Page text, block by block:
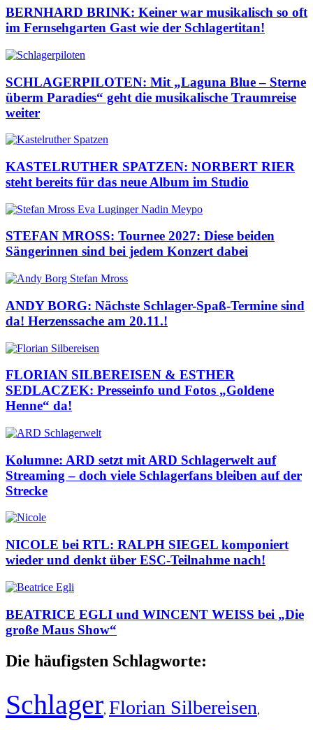
BERNHARD BRINK: Keiner war musikalisch so oft
im Fernsehgarten Gast wie der Schlagertitan!
SCHLAGERPILOTEN: Mit „Laguna Blue – Sterne
überm Paradies“ geht die musikalische Traumreise
weiter
KASTELRUTHER SPATZEN: NORBERT RIER
steht bereits für das neue Album im Studio
STEFAN MROSS: Tournee 2027: Diese beiden
Sängerinnen sind bei jedem Konzert dabei
ANDY BORG: Nächste Schlager-Spaß-Termine sind
da! Herzenssache am 20.11.!
FLORIAN SILBEREISEN & ESTHER
SEDLACZEK: Presseinfo und Fotos „Goldene
Henne“ da!
Kolumne: ARD setzt mit ARD Schlagerwelt auf
Streaming – doch viele Schlagerfans bleiben auf der
Strecke
NICOLE bei RTL: RALPH SIEGEL komponiert
wieder und denkt über ESC-Teilnahme nach!
BEATRICE EGLI und WINCENT WEISS bei „Die
große Maus Show“
Die häufigsten Schlagworte:
Schlager, Florian Silbereisen,